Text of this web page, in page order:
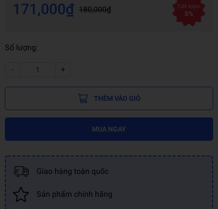
171,000₫ 180,000₫ Tiết kiệm
5%
Số lượng:
- +
THÊM VÀO GIỎ
MUA NGAY
Giao hàng toàn quốc
Sản phẩm chính hãng